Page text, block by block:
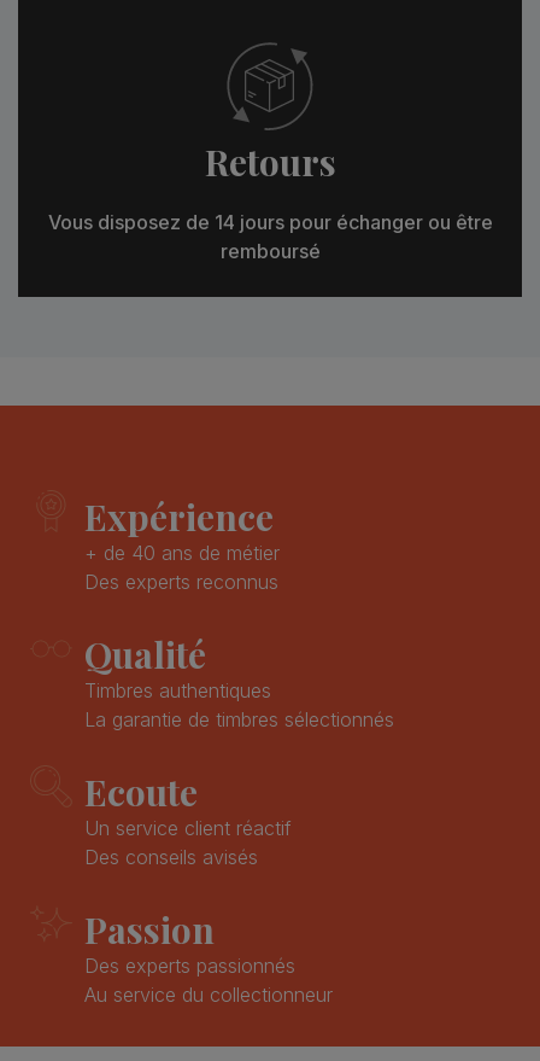
Retours
Vous disposez de 14 jours pour échanger ou être
remboursé
Expérience
+ de 40 ans de métier
Des experts reconnus
Qualité
Timbres authentiques
La garantie de timbres sélectionnés
Ecoute
Un service client réactif
Des conseils avisés
Passion
Des experts passionnés
Au service du collectionneur